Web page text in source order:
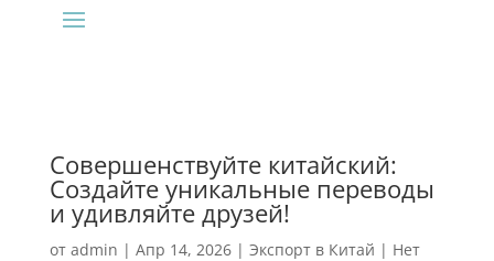
Совершенствуйте китайский:
Создайте уникальные переводы
и удивляйте друзей!
от admin | Апр 14, 2026| Экспорт в Китай | Нет